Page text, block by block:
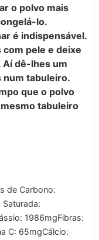
o polvo mais
lo.
é indispensável.
com pele e deixe
Aí dê-lhes um
num tabuleiro.
que o polvo
tabuleiro
de Carbono:
Saturada:
1986mgFibras:
C: 65mgCálcio: